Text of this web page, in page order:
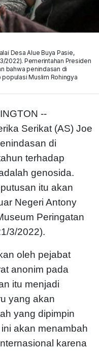
Desa Alue Buya Pasie,
2022). Pemerintahan Presiden
bahwa penindasan di
Muslim Rohingya
--
Serikat (AS) Joe
di
terhadap
genosida.
itu akan
Negeri Antony
Peringatan
3/2022).
oleh pejabat
anonim pada
itu menjadi
yang akan
yang dipimpin
akan menambah
karena